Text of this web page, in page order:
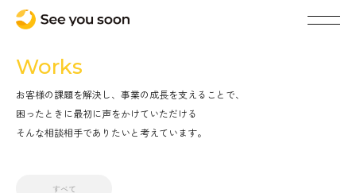
Works
お客様の課題を解決し、事業の成長を支えることで、
困ったときに最初に声をかけていただける
そんな相談相手でありたいと考えています。
すべて